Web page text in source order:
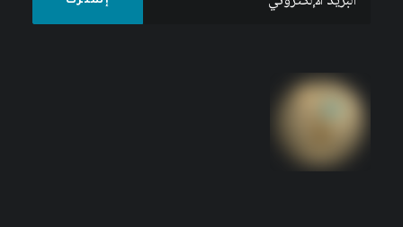
مجلة إضافات (المجلة العربية لعلم الاجتماع)،
العددان 57-58، صيف-خريف 2022